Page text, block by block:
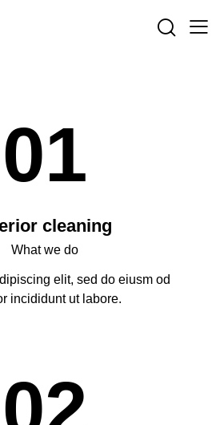
01
cleaning
What we do
elit, sed do eiusm od
incididunt ut labore.